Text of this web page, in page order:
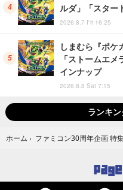
ルダ」「スター
2026.8.7 Fri 16:25
しまむら『ポケ
「ストームエ
インナップ
2026.8.8 Sat 7:15
ランキ
ホーム › ファミコン30周年企画 特